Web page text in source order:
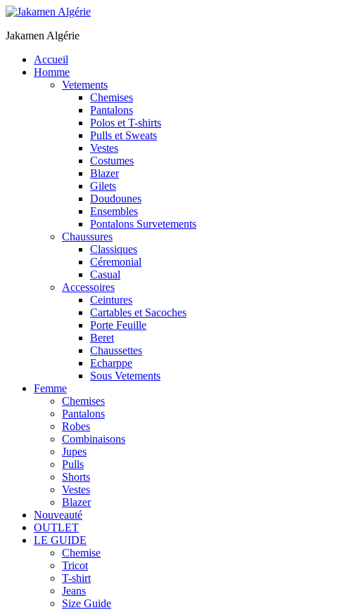
Jakamen Algérie
Accueil
Homme
Vetements
Chemises
Pantalons
Polos et T-shirts
Pulls et Sweats
Vestes
Costumes
Blazer
Gilets
Doudounes
Ensembles
Pontalons Survetements
Chaussures
Classiques
Céremonial
Casual
Accessoires
Ceintures
Cartables et Sacoches
Porte Feuille
Beret
Chaussettes
Echarppe
Sous Vetements
Femme
Chemises
Pantalons
Robes
Combinaisons
Jupes
Pulls
Shorts
Vestes
Blazer
Nouveauté
OUTLET
LE GUIDE
Chemise
Tricot
T-shirt
Jeans
Size Guide